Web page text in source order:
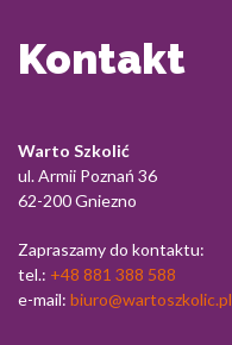
Kontakt
Warto Szkolić
ul. Armii Poznań 36
62-200 Gniezno
Zapraszamy do kontaktu:
tel.: +48 881 388 588
e-mail: biuro@wartoszkolic.pl